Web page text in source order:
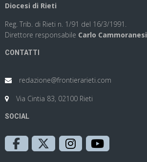
Diocesi di Rieti
Reg. Trib. di Rieti n. 1/91 del 16/3/1991.
Direttore responsabile Carlo Cammoranesi
CONTATTI
redazione@frontierarieti.com
Via Cintia 83, 02100 Rieti
SOCIAL